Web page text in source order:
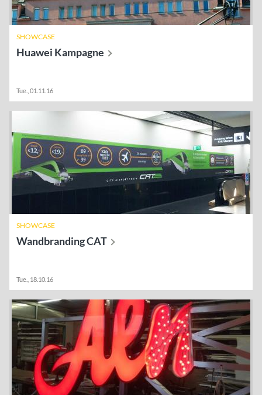
SHOWCASE
Huawei Kampagne
Tue., 01.11.16
SHOWCASE
WandbrandingCAT
Tue., 18.10.16